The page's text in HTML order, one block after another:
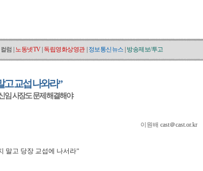
컬럼 노동넷TV| 독립영화상영관 정보통신뉴스 방송제보/투고
고 교섭 나와라”
임 사장도 문제 해결해야
이원배 cast＠cast.or.kr
말고 당장 교섭에 나서라”